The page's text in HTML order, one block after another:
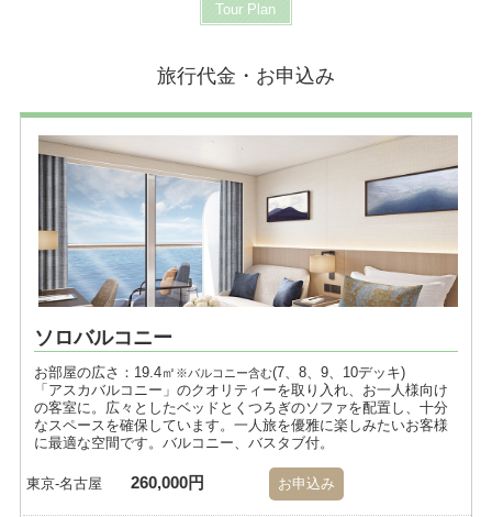
Tour Plan
旅行代金・お申込み
ソロバルコニー
お部屋の広さ：19.4㎡ ※バルコニー含む(7、8、9、10デッキ)
「アスカバルコニー」のクオリティーを取り入れ、お一人様向け
の客室に。広々としたベッドとくつろぎのソファを配置し、十分
なスペースを確保しています。一人旅を優雅に楽しみたいお客様
に最適な空間です。バルコニー、バスタブ付。
東京-名古屋 260,000円 お申込み